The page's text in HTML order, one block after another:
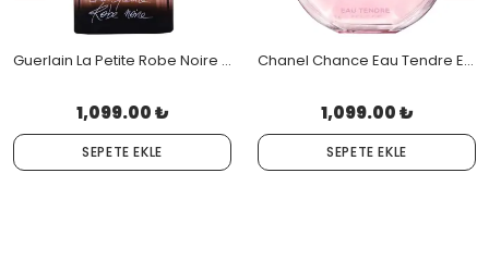
Guerlain La Petite Robe Noire Edp 100 Ml
1,099.00 ₺
SEPETE EKLE
Chanel Chance Eau Tendre Edt 100 Ml
1,099.00 ₺
SEPETE EKLE